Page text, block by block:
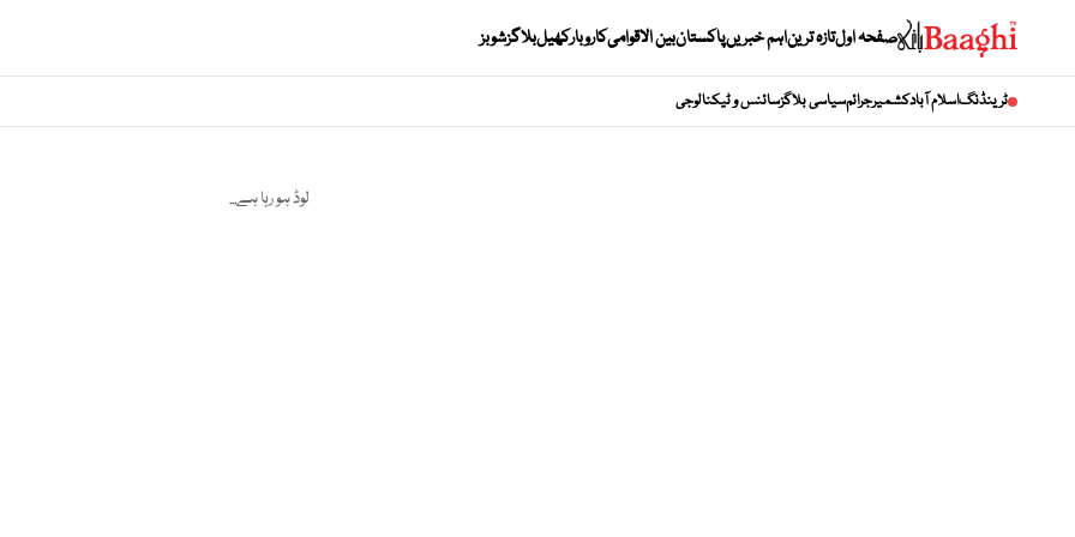
صفحہ اولتازہ تریناہم خبریںپاکستانبین الاقوامیکاروبارکھیلبلاگزشوبز
ٹرینڈنگاسلام آبادکشمیرجرائمسیاسی بلاگزسائنس و ٹیکنالوجی
لوڈ ہو رہا ہے...